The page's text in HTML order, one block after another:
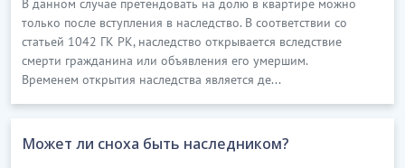
В данном случае претендовать на долю в квартире можно
только после вступления в наследство. В соответствии со
статьей 1042 ГК РК, наследство открывается вследствие
смерти гражданина или объявления его умершим.
Временем открытия наследства является де...
Может ли сноха быть наследником?